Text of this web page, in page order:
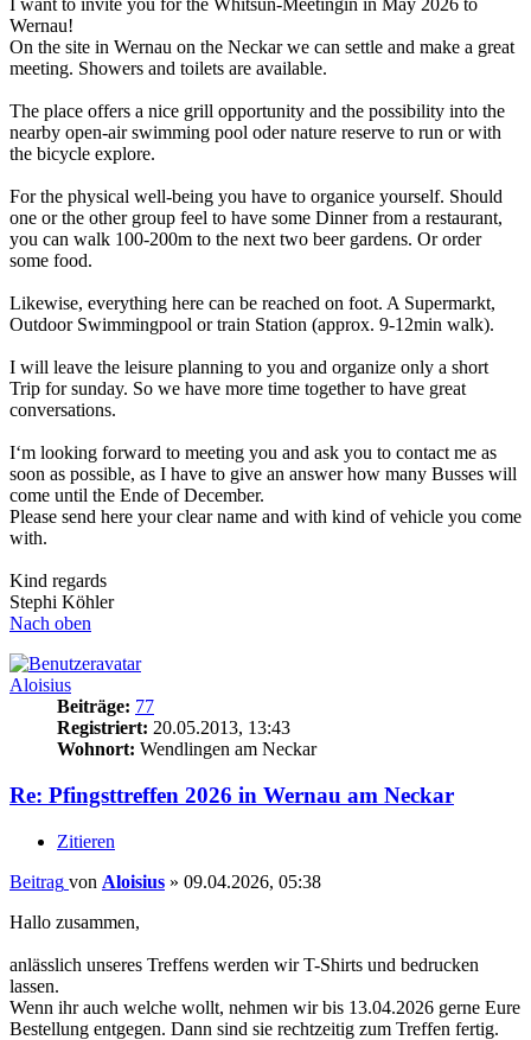
I want to invite you for the Whitsun-Meetingin in May 2026 to
Wernau!
On the site in Wernau on the Neckar we can settle and make a great
meeting. Showers and toilets are available.
The place offers a nice grill opportunity and the possibility into the
nearby open-air swimming pool oder nature reserve to run or with
the bicycle explore.
For the physical well-being you have to organice yourself. Should
one or the other group feel to have some Dinner from a restaurant,
you can walk 100-200m to the next two beer gardens. Or order
some food.
Likewise, everything here can be reached on foot. A Supermarkt,
Outdoor Swimmingpool or train Station (approx. 9-12min walk).
I will leave the leisure planning to you and organize only a short
Trip for sunday. So we have more time together to have great
conversations.
I‘m looking forward to meeting you and ask you to contact me as
soon as possible, as I have to give an answer how many Busses will
come until the Ende of December.
Please send here your clear name and with kind of vehicle you come
with.
Kind regards
Stephi Köhler
Nach oben
Aloisius
Beiträge: 77
Registriert: 20.05.2013, 13:43
Wohnort: Wendlingen am Neckar
Re: Pfingsttreffen 2026 in Wernau am Neckar
Zitieren
Beitrag von Aloisius » 09.04.2026, 05:38
Hallo zusammen,
anlässlich unseres Treffens werden wir T-Shirts und bedrucken
lassen.
Wenn ihr auch welche wollt, nehmen wir bis 13.04.2026 gerne Eure
Bestellung entgegen. Dann sind sie rechtzeitig zum Treffen fertig.